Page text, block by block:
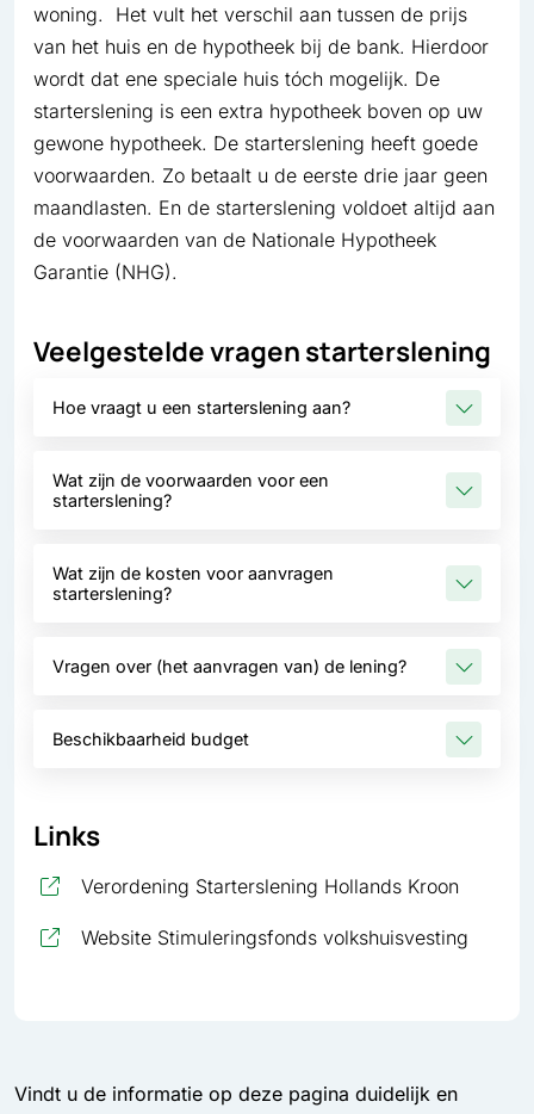
woning. Het vult het verschil aan tussen de prijs
van het huis en de hypotheek bij de bank. Hierdoor
wordt dat ene speciale huis tóch mogelijk. De
starterslening is een extra hypotheek boven op uw
gewone hypotheek. De starterslening heeft goede
voorwaarden. Zo betaalt u de eerste drie jaar geen
maandlasten. En de starterslening voldoet altijd aan
de voorwaarden van de Nationale Hypotheek
Garantie (NHG).
Veelgestelde vragen starterslening
Hoe vraagt u een starterslening aan?
Wat zijn de voorwaarden voor een
starterslening?
Wat zijn de kosten voor aanvragen
starterslening?
Vragen over (het aanvragen van) de lening?
Beschikbaarheid budget
Links
Verordening Starterslening Hollands Kroon
Website Stimuleringsfonds volkshuisvesting
Vindt u de informatie op deze pagina duidelijk en